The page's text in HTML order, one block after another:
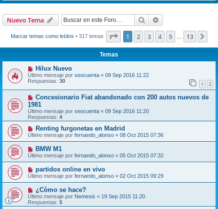
Nuevo Tema Buscar
Marcar temas como leídos • 317 temas Página de 13
1 2 3 4 5 13
Temas
Hilux Nuevo
Último mensaje por seocuenta « 09 Sep 2016 11:22
Respuestas: 30 1 2
Concesionario Fiat abandonado con 200 autos nuevos de
1981
Último mensaje por seocuenta « 09 Sep 2016 11:20
Respuestas: 4
Renting furgonetas en Madrid
Último mensaje por fernando_alonso « 08 Oct 2015 07:36
BMW M1
Último mensaje por fernando_alonso « 05 Oct 2015 07:32
partidos online en vivo
Último mensaje por fernando_alonso « 02 Oct 2015 09:29
¿Còmo se hace?
Último mensaje por Nemesis « 19 Sep 2015 11:20
Respuestas: 5